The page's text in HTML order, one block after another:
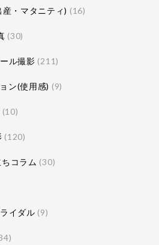
・マタニティ) (16)
(30)
ル撮影 (211)
ン(使用感) (9)
(10)
(120)
コラム (30)
イダル (9)